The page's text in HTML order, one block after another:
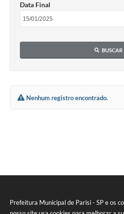
Prefeitura Municipal de Parisi - SP e os
Data Final
BUSCAR
Nenhum registro encontrado.